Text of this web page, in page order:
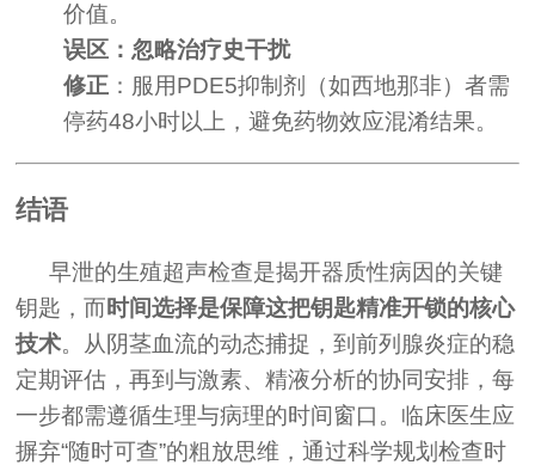
价值。
误区：忽略治疗史干扰
修正 ：服用PDE5抑制剂（如西地那非）者需
停药48小时以上，避免药物效应混淆结果。
结语
早泄的生殖超声检查是揭开器质性病因的关键
钥匙，而时间选择是保障这把钥匙精准开锁的核心
技术。从阴茎血流的动态捕捉，到前列腺炎症的稳
定期评估，再到与激素、精液分析的协同安排，每
一步都需遵循生理与病理的时间窗口。临床医生应
摒弃“随时可查”的粗放思维，通过科学规划检查时